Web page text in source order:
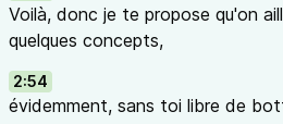
Voilà, donc je te propose qu'on
quelques concepts,
2:54
évidemment, sans toi libre de